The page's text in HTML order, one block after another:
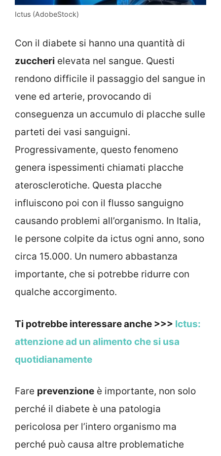
Ictus (AdobeStock)
Con il diabete si hanno una quantità di
zuccheri elevata nel sangue. Questi
rendono difficile il passaggio del sangue in
vene ed arterie, provocando di
conseguenza un accumulo di placche sulle
parteti dei vasi sanguigni.
Progressivamente, questo fenomeno
genera ispessimenti chiamati placche
aterosclerotiche. Questa placche
influiscono poi con il flusso sanguigno
causando problemi all’organismo. In Italia,
le persone colpite da ictus ogni anno, sono
circa 15.000. Un numero abbastanza
importante, che si potrebbe ridurre con
qualche accorgimento.
Ti potrebbe interessare anche >>> Ictus:
attenzione ad un alimento che si usa
quotidianamente
Fare prevenzione è importante, non solo
perché il diabete è una patologia
pericolosa per l’intero organismo ma
perché può causa altre problematiche